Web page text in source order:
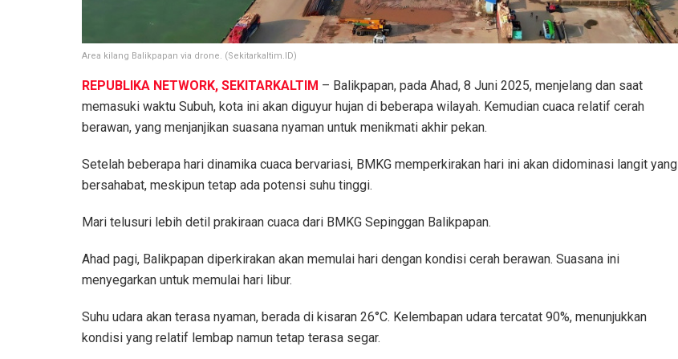
Area kilang Balikpapan via drone. (Sekitarkaltim.ID)
REPUBLIKA NETWORK, SEKITARKALTIM – Balikpapan, pada Ahad, 8 Juni 2025, menjelang dan saat
memasuki waktu Subuh, kota ini akan diguyur hujan di beberapa wilayah. Kemudian cuaca relatif cerah
berawan, yang menjanjikan suasana nyaman untuk menikmati akhir pekan.
Setelah beberapa hari dinamika cuaca bervariasi, BMKG memperkirakan hari ini akan didominasi langit yang
bersahabat, meskipun tetap ada potensi suhu tinggi.
Mari telusuri lebih detil prakiraan cuaca dari BMKG Sepinggan Balikpapan.
Ahad pagi, Balikpapan diperkirakan akan memulai hari dengan kondisi cerah berawan. Suasana ini
menyegarkan untuk memulai hari libur.
Suhu udara akan terasa nyaman, berada di kisaran 26°C. Kelembapan udara tercatat 90%, menunjukkan
kondisi yang relatif lembap namun tetap terasa segar.